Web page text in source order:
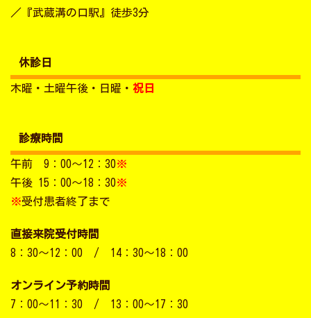
／『武蔵溝の口駅』徒歩3分
休診日
木曜・土曜午後・日曜・ 祝日
診療時間
午前 9：00～12：30※
午後 15：00～18：30※
※受付患者終了まで
直接来院受付時間
8：30～12：00 / 14：30～18：00
オンライン予約時間
7：00～11：30 / 13：00～17：30